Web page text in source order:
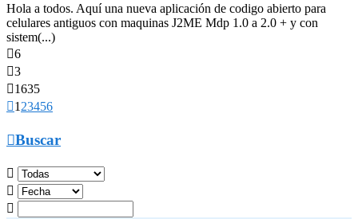
Hola a todos. Aquí una nueva aplicación de codigo abierto para
celulares antiguos con maquinas J2ME Mdp 1.0 a 2.0 + y con
sistem(...)
6
3
1635
1 23456
Buscar


